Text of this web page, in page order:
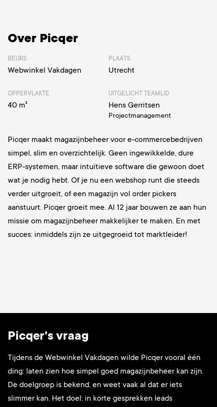
BEURS
Webwinkel Vakdagen
PLAATS
Utrecht
OPPERVLAKTE
40 m²
UITGELICHT TEAMLID
Hens Gerritsen
Projectmanagement
Over Picqer
Picqer maakt magazijnbeheer voor e-commercebedrijven
simpel, slim en overzichtelijk. Geen ingewikkelde, dure
ERP-systemen, maar intuïtieve software die gewoon doet
wat je nodig hebt. Of je nu een webshop runt die steeds
verder uitgroeit, of een magazijn vol order pickers
aanstuurt. Picqer groeit mee. Al 12 jaar bouwen ze aan hun
missie om magazijnbeheer makkelijker te maken. En met
succes: inmiddels zijn ze uitgegroeid tot marktleider!
Picqer's vraag
Tijdens de Webwinkel Vakdagen wilde Picqer vooral één
ding: laten zien hoe simpel goed magazijnbeheer kan zijn.
De doelgroep is bekend, en weet vaak al dat er iets
slimmer kan. Het doel: in korte gesprekken leads